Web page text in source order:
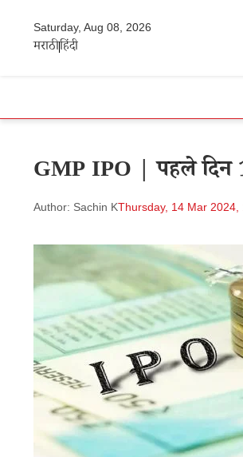
Saturday, Aug 08, 2026
मराठीहिंदी
GMP IPO | पहले दिन
Author: Sachin KThursday, 14 Mar 2024,